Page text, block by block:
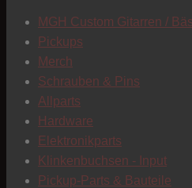
MGH Custom Gitarren /
Pickups
Merch
Schrauben & Pins
Allparts
Hardware
Elektronikparts
Klinkenbuchsen - Input
Pickup-Parts & Bauteile